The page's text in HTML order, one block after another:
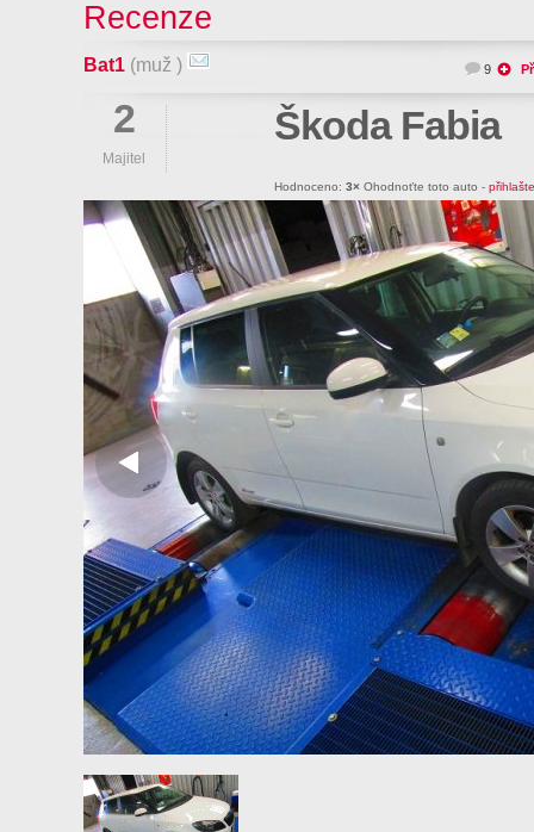
Recenze
Bat1 (muž ) 9
2
Majitel
Škoda Fabia
Hodnoceno: 3× Ohodnoťte toto auto -